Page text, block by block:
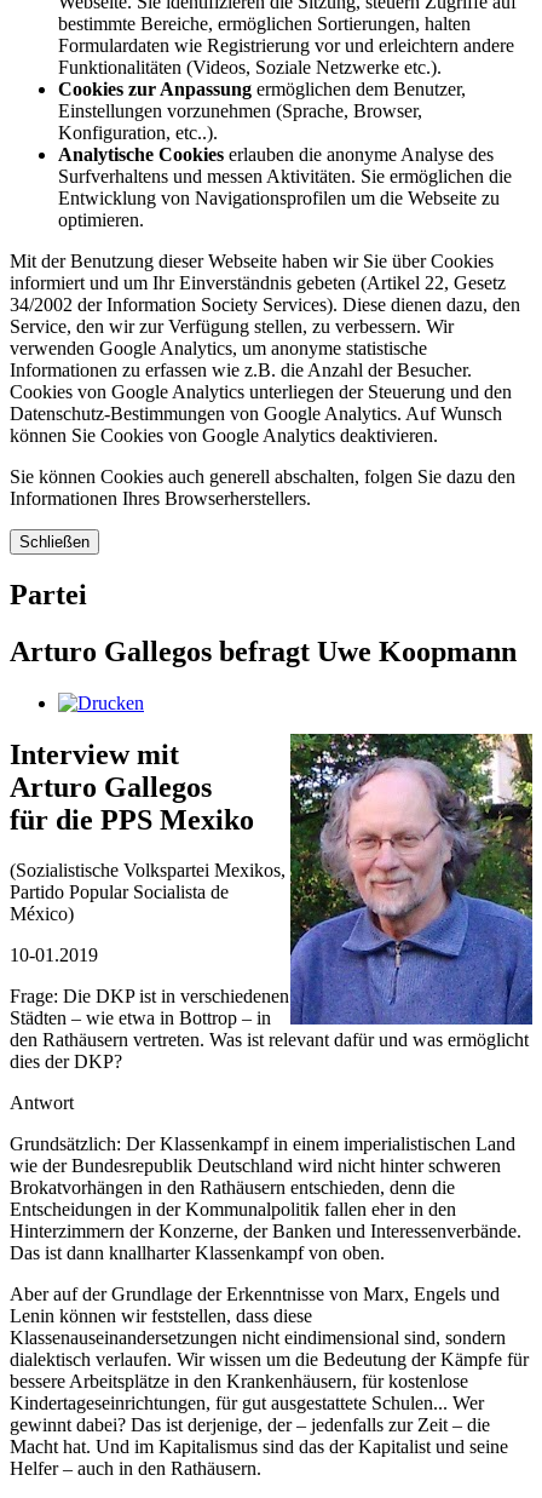
bestimmte Bereiche, ermöglichen Sortierungen, halten
Formulardaten wie Registrierung vor und erleichtern andere
Funktionalitäten (Videos, Soziale Netzwerke etc.).
Cookies zur Anpassung ermöglichen dem Benutzer,
Einstellungen vorzunehmen (Sprache, Browser,
Konfiguration, etc..).
Analytische Cookies erlauben die anonyme Analyse des
Surfverhaltens und messen Aktivitäten. Sie ermöglichen die
Entwicklung von Navigationsprofilen um die Webseite zu
optimieren.
Mit der Benutzung dieser Webseite haben wir Sie über Cookies
informiert und um Ihr Einverständnis gebeten (Artikel 22, Gesetz
34/2002 der Information Society Services). Diese dienen dazu, den
Service, den wir zur Verfügung stellen, zu verbessern. Wir
verwenden Google Analytics, um anonyme statistische
Informationen zu erfassen wie z.B. die Anzahl der Besucher.
Cookies von Google Analytics unterliegen der Steuerung und den
Datenschutz-Bestimmungen von Google Analytics. Auf Wunsch
können Sie Cookies von Google Analytics deaktivieren.
Sie können Cookies auch generell abschalten, folgen Sie dazu den
Informationen Ihres Browserherstellers.
Schließen
Partei
Arturo Gallegos befragt Uwe Koopmann
Interview mit
Arturo Gallegos
für die PPS Mexiko
(Sozialistische Volkspartei Mexikos,
Partido Popular Socialista de
México)
10-01.2019
Frage: Die DKP ist in verschiedenen
Städten – wie etwa in Bottrop – in
den Rathäusern vertreten. Was ist relevant dafür und was ermöglicht
dies der DKP?
Antwort
Grundsätzlich: Der Klassenkampf in einem imperialistischen Land
wie der Bundesrepublik Deutschland wird nicht hinter schweren
Brokatvorhängen in den Rathäusern entschieden, denn die
Entscheidungen in der Kommunalpolitik fallen eher in den
Hinterzimmern der Konzerne, der Banken und Interessenverbände.
Das ist dann knallharter Klassenkampf von oben.
Aber auf der Grundlage der Erkenntnisse von Marx, Engels und
Lenin können wir feststellen, dass diese
Klassenauseinandersetzungen nicht eindimensional sind, sondern
dialektisch verlaufen. Wir wissen um die Bedeutung der Kämpfe für
bessere Arbeitsplätze in den Krankenhäusern, für kostenlose
Kindertageseinrichtungen, für gut ausgestattete Schulen... Wer
gewinnt dabei? Das ist derjenige, der – jedenfalls zur Zeit – die
Macht hat. Und im Kapitalismus sind das der Kapitalist und seine
Helfer – auch in den Rathäusern.